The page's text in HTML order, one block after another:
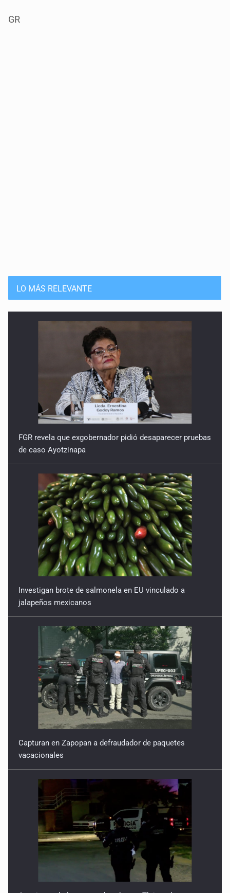
GR
LO MÁS RELEVANTE
FGR revela que exgobernador pidió desaparecer pruebas
de caso Ayotzinapa
Investigan brote de salmonela en EU vinculado a
jalapeños mexicanos
Capturan en Zapopan a defraudador de paquetes
vacacionales